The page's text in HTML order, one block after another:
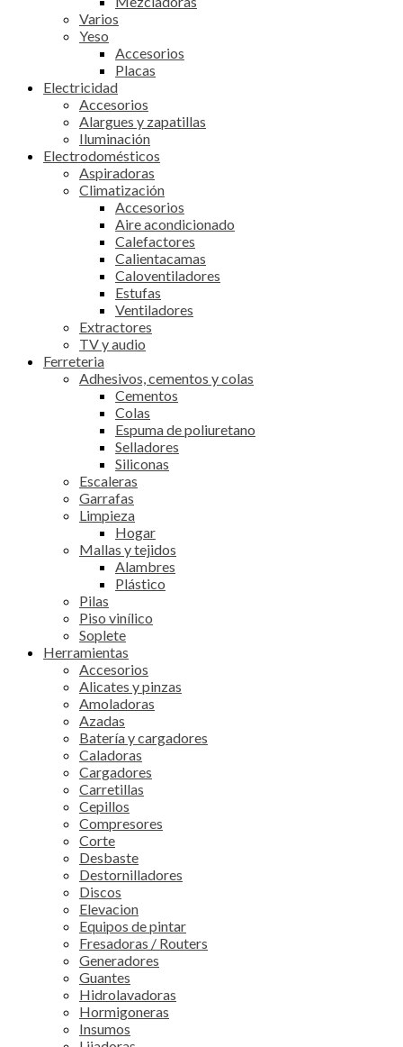
Varios
Yeso
Accesorios
Placas
Electricidad
Accesorios
Alargues y zapatillas
Iluminación
Electrodomésticos
Aspiradoras
Climatización
Accesorios
Aire acondicionado
Calefactores
Calientacamas
Caloventiladores
Estufas
Ventiladores
Extractores
TV y audio
Ferreteria
Adhesivos, cementos y colas
Cementos
Colas
Espuma de poliuretano
Selladores
Siliconas
Escaleras
Garrafas
Limpieza
Hogar
Mallas y tejidos
Alambres
Plástico
Pilas
Piso vinílico
Soplete
Herramientas
Accesorios
Alicates y pinzas
Amoladoras
Azadas
Batería y cargadores
Caladoras
Cargadores
Carretillas
Cepillos
Compresores
Corte
Desbaste
Destornilladores
Discos
Elevacion
Equipos de pintar
Fresadoras / Routers
Generadores
Guantes
Hidrolavadoras
Hormigoneras
Insumos